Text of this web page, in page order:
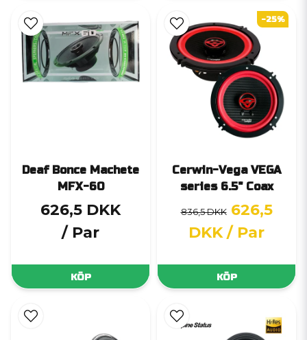
Deaf Bonce Machete
MFX-60
626,5 DKK
/ Par
KÖP
Cerwin-Vega VEGA
series 6.5" Coax
836,5 DKK 626,5
DKK / Par
KÖP
-25%